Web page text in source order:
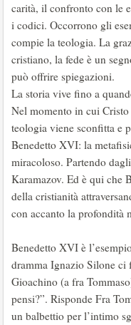
carità, il confronto con le
i codici. Occorrono gli
compie la teologia. La
cristiano, la fede è un
può offrire spiegazioni.
La storia vive fino a
Nel momento in cui
teologia viene sconfitta e
Benedetto XVI: la
miracoloso. Partendo
Karamazov. Ed è qui che
della cristianità
con accanto la profondità
Benedetto XVI è
dramma Ignazio Silone ci
Gioachino (a fra
pensi?”. Risponde Fra
un balbettio per l’intimo